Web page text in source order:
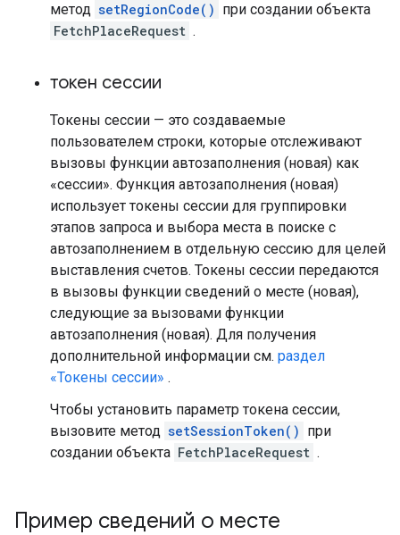
метод setRegionCode() при создании объекта
FetchPlaceRequest .
токен сессии
Токены сессии — это создаваемые
пользователем строки, которые отслеживают
вызовы функции автозаполнения (новая) как
«сессии». Функция автозаполнения (новая)
использует токены сессии для группировки
этапов запроса и выбора места в поиске с
автозаполнением в отдельную сессию для целей
выставления счетов. Токены сессии передаются
в вызовы функции сведений о месте (новая),
следующие за вызовами функции
автозаполнения (новая). Для получения
дополнительной информации см. раздел
«Токены сессии» .
Чтобы установить параметр токена сессии,
вызовите метод setSessionToken() при
создании объекта FetchPlaceRequest .
Пример сведений о месте